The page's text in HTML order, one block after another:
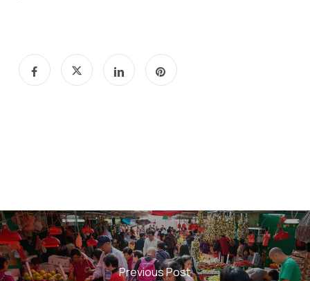
Previous Post